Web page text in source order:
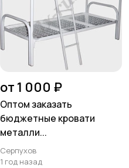
от 1 000 ₽
Оптом заказать
бюджетные кровати
металли...
Серпухов
1 год назад